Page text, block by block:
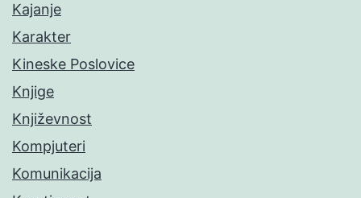
Kajanje
Karakter
Kineske Poslovice
Knjige
Književnost
Kompjuteri
Komunikacija